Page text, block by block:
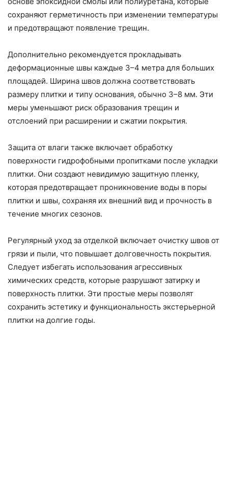
сохраняют герметичность при изменении температуры
и предотвращают появление трещин.
Дополнительно рекомендуется прокладывать
деформационные швы каждые 3–4 метра для больших
площадей. Ширина швов должна соответствовать
размеру плитки и типу основания, обычно 3–8 мм. Эти
меры уменьшают риск образования трещин и
отслоений при расширении и сжатии покрытия.
Защита от влаги также включает обработку
поверхности гидрофобными пропитками после укладки
плитки. Они создают невидимую защитную пленку,
которая предотвращает проникновение воды в поры
плитки и швы, сохраняя их внешний вид и прочность в
течение многих сезонов.
Регулярный уход за отделкой включает очистку швов от
грязи и пыли, что повышает долговечность покрытия.
Следует избегать использования агрессивных
химических средств, которые разрушают затирку и
поверхность плитки. Эти простые меры позволят
сохранить эстетику и функциональность экстерьерной
плитки на долгие годы.